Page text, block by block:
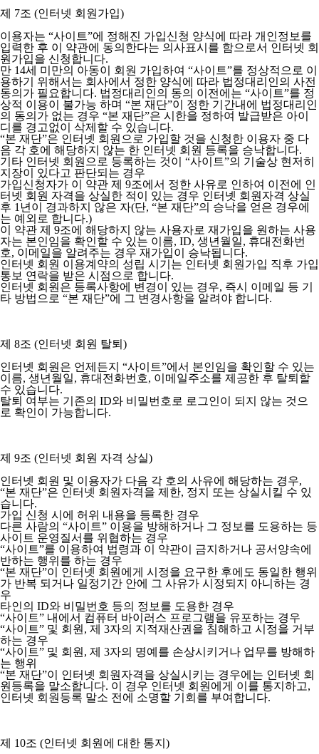
제 7조 (인터넷 회원가입)
이용자는 “사이트”에 정해진 가입신청 양식에 따라 개인정보를
입력한 후 이 약관에 동의한다는 의사표시를 함으로서 인터넷 회
원가입을 신청합니다.
만 14세 미만의 아동이 회원 가입하여 “사이트”를 정상적으로 이
용하기 위해서는 회사에서 정한 양식에 따라 법정대리인의 사전
동의가 필요합니다. 법정대리인의 동의 이전에는 “사이트”를 정
상적 이용이 불가능 하며 “본 재단”이 정한 기간내에 법정대리인
의 동의가 없는 경우 “본 재단”은 시한을 정하여 발급받은 아이
디를 경고없이 삭제할 수 있습니다.
“본 재단”은 인터넷 회원으로 가입할 것을 신청한 이용자 중 다
음 각 호에 해당하지 않는 한 인터넷 회원 등록을 승낙합니다.
기타 인터넷 회원으로 등록하는 것이 “사이트”의 기술상 현저히
지장이 있다고 판단되는 경우
가입신청자가 이 약관 제 9조에서 정한 사유로 인하여 이전에 인
터넷 회원 자격을 상실한 적이 있는 경우 인터넷 회원자격 상실
후 1년이 경과하지 않은 자(단, “본 재단”의 승낙을 얻은 경우에
는 예외로 합니다.)
이 약관 제 9조에 해당하지 않는 사용자로 재가입을 원하는 사용
자는 본인임을 확인할 수 있는 이름, ID, 생년월일, 휴대전화번
호, 이메일을 알려주는 경우 재가입이 승낙됩니다.
인터넷 회원 이용계약의 성립 시기는 인터넷 회원가입 직후 가입
통보 연락을 받은 시점으로 합니다.
인터넷 회원은 등록사항에 변경이 있는 경우, 즉시 이메일 등 기
타 방법으로 “본 재단”에 그 변경사항을 알려야 합니다.
제 8조 (인터넷 회원 탈퇴)
인터넷 회원은 언제든지 “사이트”에서 본인임을 확인할 수 있는
이름, 생년월일, 휴대전화번호, 이메일주소를 제공한 후 탈퇴할
수 있습니다.
탈퇴 여부는 기존의 ID와 비밀번호로 로그인이 되지 않는 것으
로 확인이 가능합니다.
제 9조 (인터넷 회원 자격 상실)
인터넷 회원 및 이용자가 다음 각 호의 사유에 해당하는 경우,
“본 재단”은 인터넷 회원자격을 제한, 정지 또는 상실시킬 수 있
습니다.
가입 신청 시에 허위 내용을 등록한 경우
다른 사람의 “사이트” 이용을 방해하거나 그 정보를 도용하는 등
사이트 운영질서를 위협하는 경우
“사이트”를 이용하여 법령과 이 약관이 금지하거나 공서양속에
반하는 행위를 하는 경우
“본 재단”이 인터넷 회원에게 시정을 요구한 후에도 동일한 행위
가 반복 되거나 일정기간 안에 그 사유가 시정되지 아니하는 경
우
타인의 ID와 비밀번호 등의 정보를 도용한 경우
“사이트” 내에서 컴퓨터 바이러스 프로그램을 유포하는 경우
“사이트” 및 회원, 제 3자의 지적재산권을 침해하고 시정을 거부
하는 경우
“사이트” 및 회원, 제 3자의 명예를 손상시키거나 업무를 방해하
는 행위
“본 재단”이 인터넷 회원자격을 상실시키는 경우에는 인터넷 회
원등록을 말소합니다. 이 경우 인터넷 회원에게 이를 통지하고,
인터넷 회원등록 말소 전에 소명할 기회를 부여합니다.
제 10조 (인터넷 회원에 대한 통지)